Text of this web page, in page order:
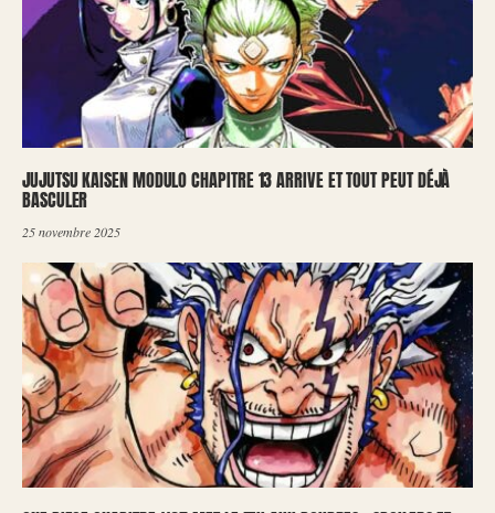
JUJUTSU KAISEN MODULO CHAPITRE 13 ARRIVE ET TOUT PEUT DÉJÀ
BASCULER
25 novembre 2025